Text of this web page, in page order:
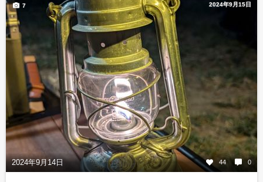
2024年9月15日
2024年9月14日 44 0
7